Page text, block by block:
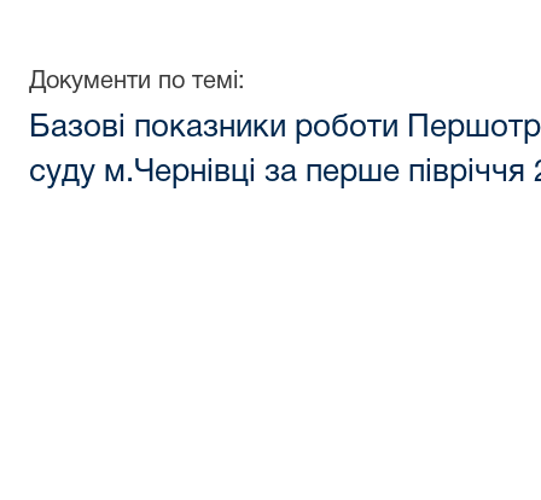
Документи по темі:
Базові показники роботи
суду м.Чернівці за перше півріччя